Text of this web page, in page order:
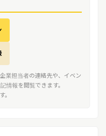
業担当者の連絡先や、イベン
情報を閲覧できます。
。